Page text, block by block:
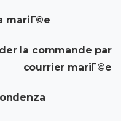
mariГ©e
la commande par
courrier mariГ©e